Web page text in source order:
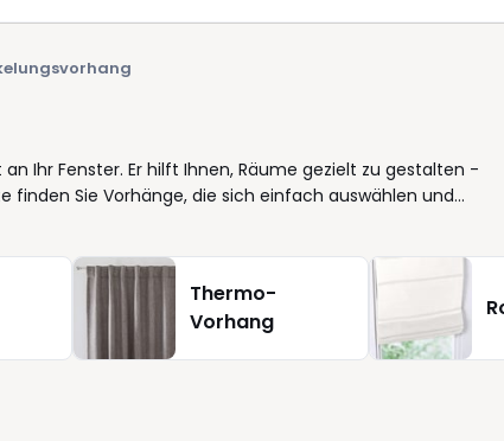
Ihr Fenster. Er hilft Ihnen, Räume gezielt zu gestalten -
finden Sie Vorhänge, die sich einfach auswählen und
die passende Breite, die gewünschte Länge und eine
leichten Gardinen, um je nach Tageszeit flexibel zu
Samt wirkt griffig und gibt dem Raum Tiefe. Wer
greift zu Texturen. Auf jeder Produktseite finden Sie
die zu Ihrem Rhythmus passt - ohne Umwege,
Thermo-
Vorhang